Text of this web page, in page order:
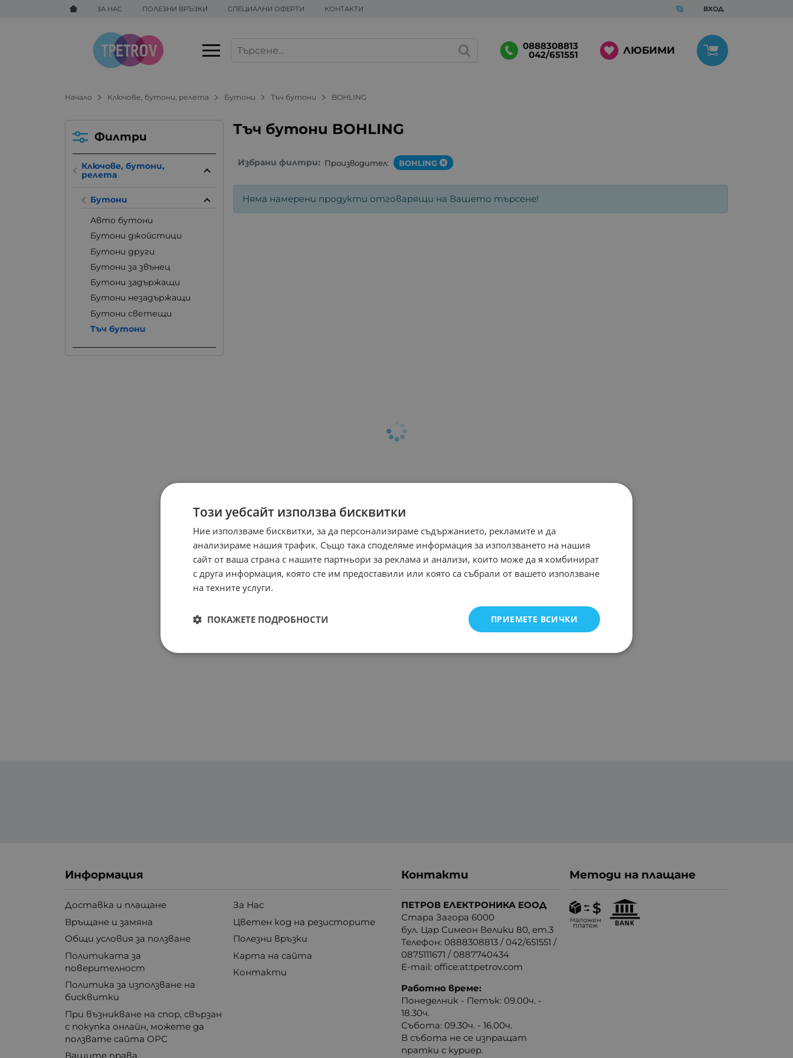
ЗА НАС ПОЛЕЗНИ ВРЪЗКИ СПЕЦИАЛНИ ОФЕРТИ КОНТАКТИ ВХОД
0888308813
042/651551 ЛЮБИМИ
Начало Ключове, бутони, релета Бутони Тъч бутони BOHLING
Тъч бутони BOHLING
Избрани филтри: Производител: BOHLING
Няма намерени продукти отговарящи на Вашето търсене!
Филтри
Ключове, бутони,
релета
Бутони
Авто бутони
Бутони джойстици
Бутони други
Бутони за звънец
Бутони задържащи
Бутони незадържащи
Бутони светещи
Тъч бутони
Информация
Доставка и плащане
Връщане и замяна
Общи условия за ползване
Политиката за
поверителност
Политика за използване на
бисквитки
При възникване на спор, свързан
с покупка онлайн, можете да
ползвате сайта ОРС
Вашите права
За Нас
Цветен код на резисторите
Полезни връзки
Карта на сайта
Контакти
Контакти
ПЕТРОВ ЕЛЕКТРОНИКА ЕООД
Стара Загора 6000
бул. Цар Симеон Велики 80, ет.3
Телефон:0888308813 /042/651551 /
0875111671 /0887740434
E-mail:office:at:tpetrov.com
Работно време:
Понеделник - Петък: 09.00ч. -
18.30ч.
Събота: 09.30ч. - 16.00ч.
В събота не се изпращат
пратки с куриер.
Методи на плащане
Този уебсайт използва бисквитки
Ние използваме бисквитки, за да персонализираме съдържанието, рекламите и да
анализираме нашия трафик. Също така споделяме информация за използването на нашия
сайт от ваша страна с нашите партньори за реклама и анализи, които може да я комбинират
с друга информация, която сте им предоставили или която са събрали от вашето използване
на техните услуги.
ПРИЕМЕТЕ ВСИЧКИ
ПОКАЖЕТЕ ПОДРОБНОСТИ